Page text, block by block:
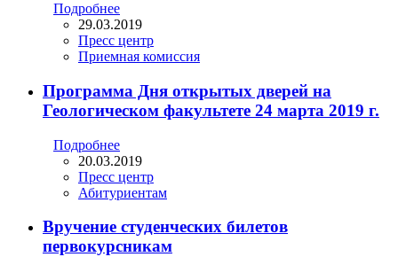
Подробнее
29.03.2019
Пресс центр
Приемная комиссия
Программа Дня открытых дверей на
Геологическом факультете 24 марта 2019 г.
Подробнее
20.03.2019
Пресс центр
Абитуриентам
Вручение студенческих билетов
первокурсникам